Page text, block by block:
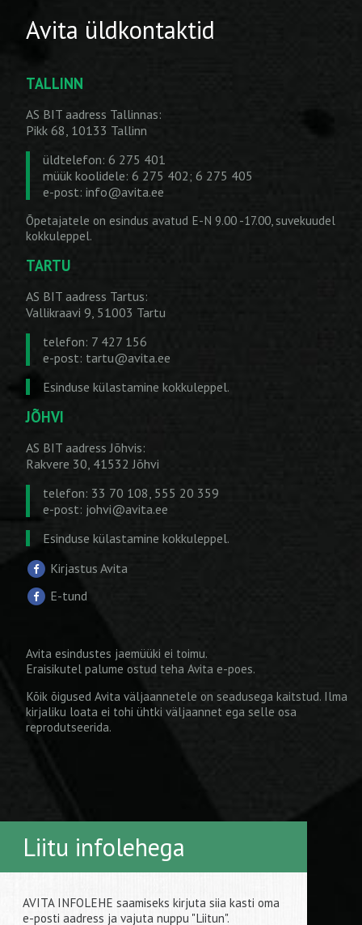
Avita üldkontaktid
TALLINN
AS BIT aadress Tallinnas:
Pikk 68, 10133 Tallinn
üldtelefon: 6 275 401
müük koolidele: 6 275 402; 6 275 405
e-post: info@avita.ee
Õpetajatele on esindus avatud E-N 9.00 -17.00, suvekuudel
kokkuleppel.
TARTU
AS BIT aadress Tartus:
Vallikraavi 9, 51003 Tartu
telefon: 7 427 156
e-post: tartu@avita.ee
Esinduse külastamine kokkuleppel.
JÕHVI
AS BIT aadress Jõhvis:
Rakvere 30, 41532 Jõhvi
telefon: 33 70 108, 555 20 359
e-post: johvi@avita.ee
Esinduse külastamine kokkuleppel.
Kirjastus Avita
E-tund
Avita esindustes jaemüüki ei toimu.
Eraisikutel palume ostud teha Avita e-poes.
Kõik õigused Avita väljaannetele on seadusega kaitstud. Ilma
kirjaliku loata ei tohi ühtki väljaannet ega selle osa
reprodutseerida.
Liitu infolehega
AVITA INFOLEHE saamiseks kirjuta siia kasti oma
e-posti aadress ja vajuta nuppu "Liitun".